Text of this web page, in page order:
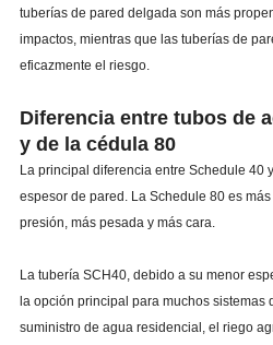
tuberías de pared delgada son más
impactos, mientras que las tuberías de
eficazmente el riesgo.
Diferencia entre tubos de
y de la cédula 80
La principal diferencia entre Schedule 40
espesor de pared. La Schedule 80 es
presión, más pesada y más cara.
La tubería SCH40, debido a su menor
la opción principal para muchos sistemas
suministro de agua residencial, el riego